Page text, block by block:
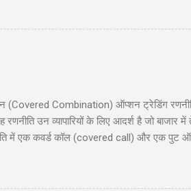
करणे जा री सुं धणी- तो इत्तो मेकअप क्यूँ
दिल्ली से गाँव की छोटी स्कूल में पहुंचे और
Combination) ऑप्शन ट्रेडिंग
उन व्यापारियों के लिए आदर्श है जो बाजार
में एक कवर्ड कॉल (covered call) और एक पुट
निर्णय लेना चाहते हैं। हमारा उद्देश्य आपको इस
कॉम्बिनेशन क्या है? (What is Covered